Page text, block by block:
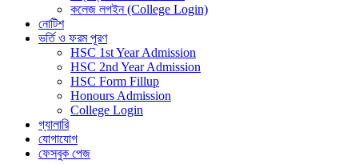
কলেজ লগইন (College Login)
নোটিশ
ভর্তি ও ফরম পূরণ
HSC 1st Year Admission
HSC 2nd Year Admission
HSC Form Fillup
Honours Admission
College Login
গ্যালারি
যোগাযোগ
ফেসবুক পেজ